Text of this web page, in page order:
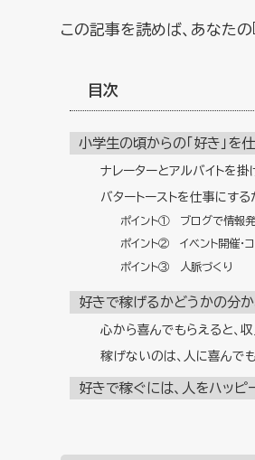
この記事を読めば、あなたの
目次
小学生の頃からの「好き」を
ナレーターとアルバイトを掛
バタートーストを仕事にす
ポイント① ブログで情報
ポイント② イベント開催・
ポイント③ 人脈づくり
好きで稼げるかどうかの分か
心から喜んでもらえると、
稼げないのは、人に喜んで
好きで稼ぐには、人をハッピ